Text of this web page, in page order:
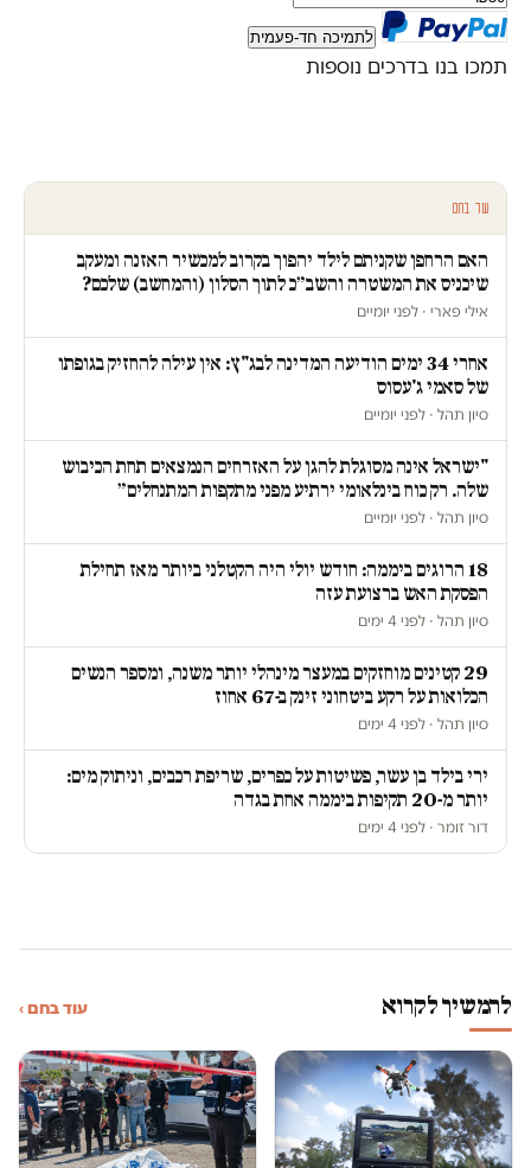
לתמיכה חד-פעמית
תמכו בנו בדרכים נוספות
עוד בחם
האם הרחפן שקניתם לילד יהפוך בקרוב למכשיר האזנה ומעקב
שיכניס את המשטרה והשב״כ לתוך הסלון (והמחשב) שלכם?
אילי פארי · לפני יומיים
אחרי 34 ימים הודיעה המדינה לבג"ץ: אין עילה להחזיק בגופתו
של סאמי ג'עסוס
סיון תהל · לפני יומיים
"ישראל אינה מסוגלת להגן על האזרחים הנמצאים תחת הכיבוש
שלה. רק כוח בינלאומי ירתיע מפני מתקפות המתנחלים״
סיון תהל · לפני יומיים
18 הרוגים ביממה: חודש יולי היה הקטלני ביותר מאז תחילת
הפסקת האש ברצועת עזה
סיון תהל · לפני 4 ימים
29 קטינים מוחזקים במעצר מינהלי יותר משנה, ומספר הנשים
הכלואות על רקע ביטחוני זינק ב-67 אחוז
סיון תהל · לפני 4 ימים
ירי בילד בן עשר, פשיטות על כפרים, שריפת רכבים, וניתוק מים:
יותר מ-20 תקיפות ביממה אחת בגדה
דור זומר · לפני 4 ימים
להמשיך לקרוא עוד בחם ›